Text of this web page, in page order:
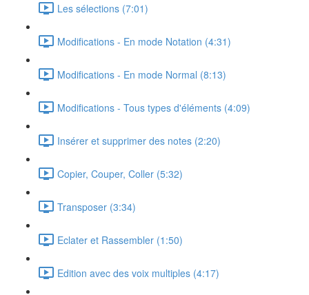
Les sélections (7:01)
Modifications - En mode Notation (4:31)
Modifications - En mode Normal (8:13)
Modifications - Tous types d'éléments (4:09)
Insérer et supprimer des notes (2:20)
Copier, Couper, Coller (5:32)
Transposer (3:34)
Eclater et Rassembler (1:50)
Edition avec des voix multiples (4:17)